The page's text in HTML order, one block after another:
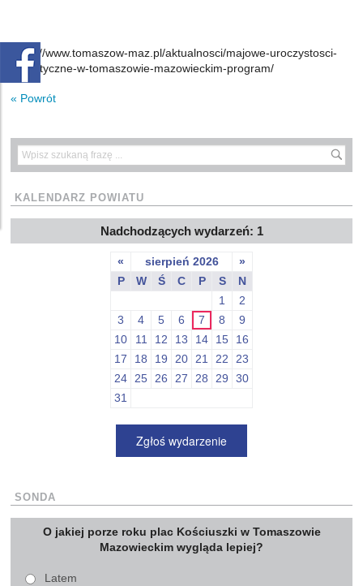
KALENDARZ POWIATU
Nadchodzących wydarzeń: 1
« sierpień 2026
»
P
W Ś C P S
N
1
2
3
4 5 6 7 8
9
10
11 12 13 14 15
16
17
18 19 20 21 22
23
24
25 26 27 28 29
30
31
Zgłoś wydarzenie
SONDA
O jakiej porze roku plac Kościuszki w Tomaszowie
Mazowieckim wygląda lepiej?
Latem
https://www.tomaszow-maz.pl/aktualnosci/majowe-uroczystosci-
patriotyczne-w-tomaszowie-mazowieckim-program/
« Powrót